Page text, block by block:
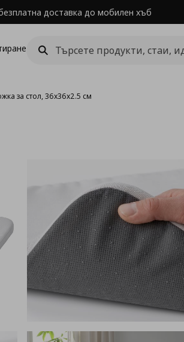
доставка до мобилен хъб
за стол, 36x36x2.5 см